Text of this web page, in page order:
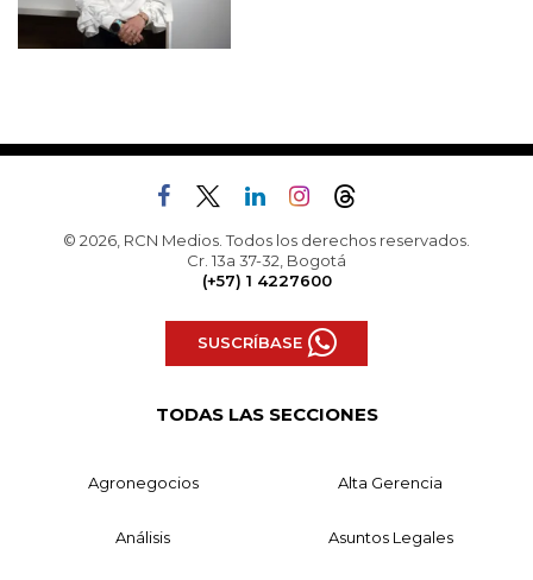
© 2026, RCN Medios. Todos los derechos reservados.
Cr. 13a 37-32, Bogotá
(+57) 1 4227600
SUSCRÍBASE
TODAS LAS SECCIONES
Agronegocios Alta Gerencia
Análisis Asuntos Legales